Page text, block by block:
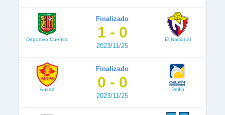
Deportivo Cuenca
Finalizado
1 - 0
2023/11/25
El Nacional
Aucas
Finalizado
0 - 0
2023/11/25
Delfin